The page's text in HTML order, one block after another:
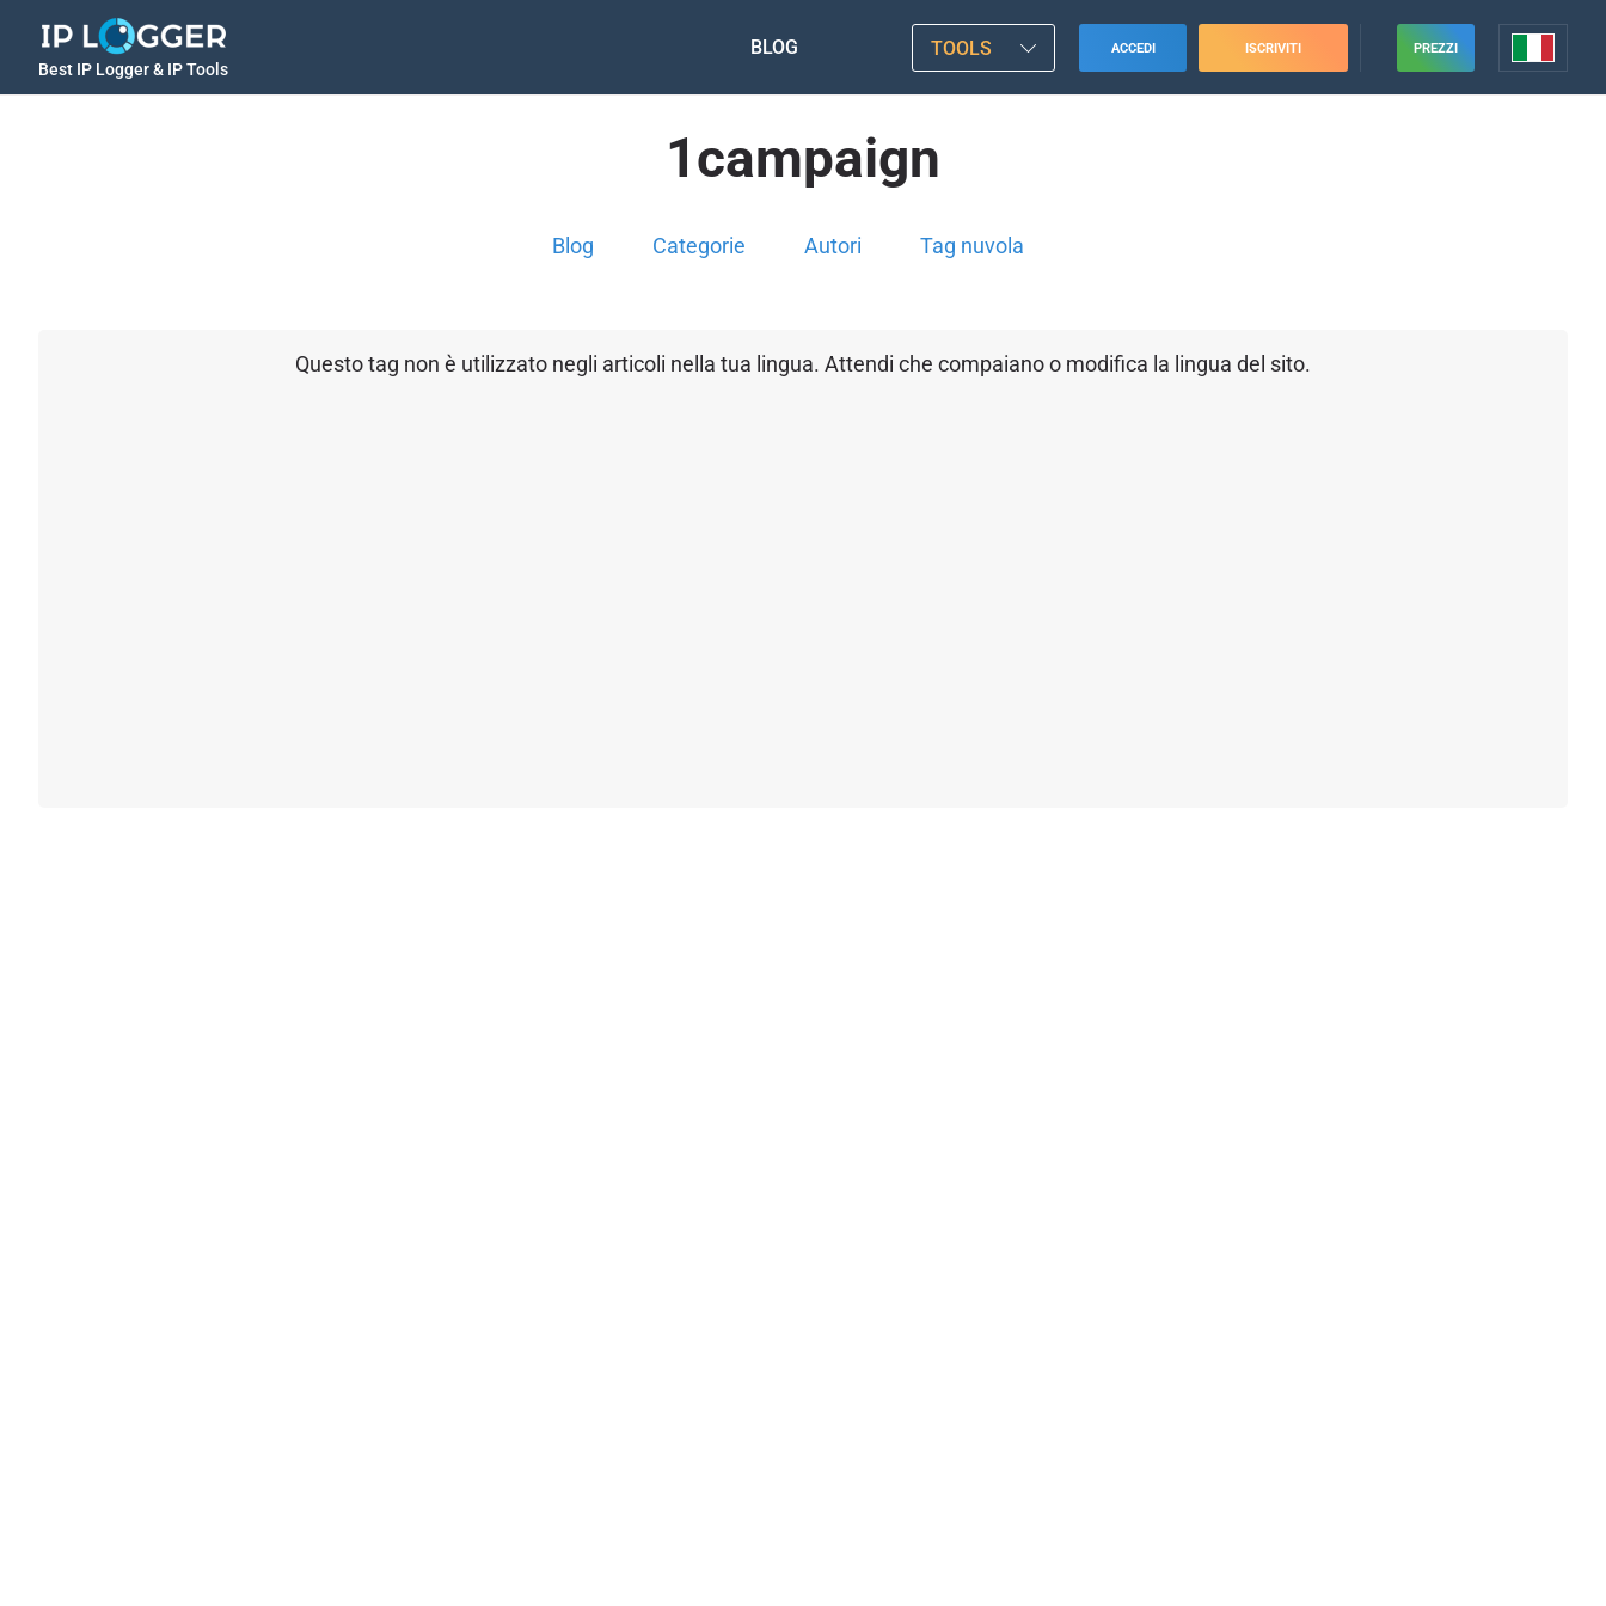
Best IP Logger & IP Tools
BLOG TOOLS ACCEDI ISCRIVITI PREZZI
1campaign
Blog Categorie Autori Tag nuvola